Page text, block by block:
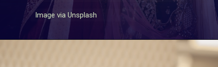
Image via Unsplash